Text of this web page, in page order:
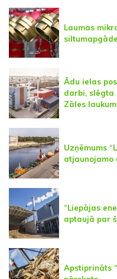
Laumas
Ādu ielas
darbi, slēgta
Zāles
Uzņēmums
atjaunojamo
“Liepājas
aptaujā par
Apstiprināts